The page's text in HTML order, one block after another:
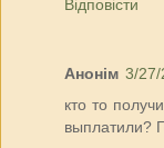
Відповісти
Анонім 3/27/
кто то
выплатили?